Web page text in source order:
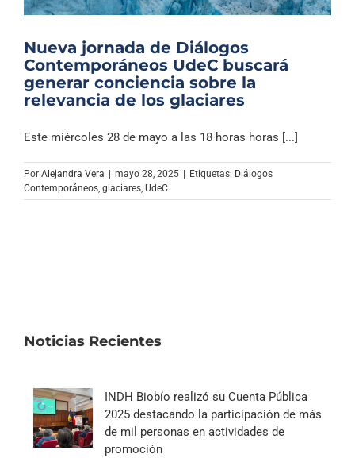
Columnas
Música Clásica
Nueva jornada de Diálogos
Contemporáneos UdeC buscará
generar conciencia sobre la
relevancia de los glaciares
Este miércoles 28 de mayo a las 18 horas horas [...]
Por Alejandra Vera | mayo 28, 2025 | Etiquetas: Diálogos
Contemporáneos glaciares UdeC
Noticias Recientes
INDH Biobío realizó su Cuenta Pública
2025 destacando la participación de más
de mil personas en actividades de
promoción